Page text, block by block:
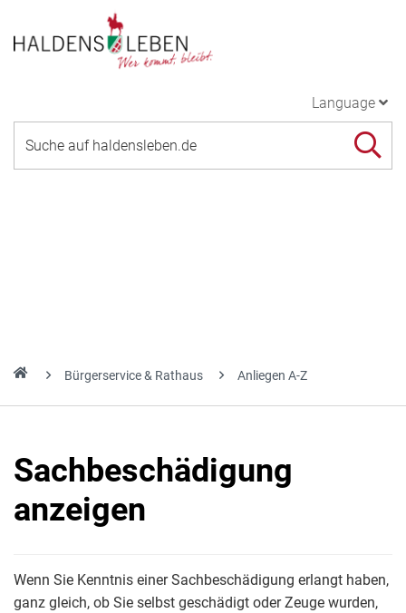
Language
Bürgerservice & Rathaus Anliegen A-Z
Sachbeschädigung
anzeigen
Wenn Sie Kenntnis einer Sachbeschädigung erlangt haben,
ganz gleich, ob Sie selbst geschädigt oder Zeuge wurden,